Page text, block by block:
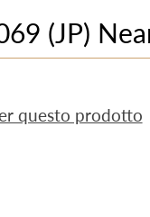
(JP)
questo prodotto